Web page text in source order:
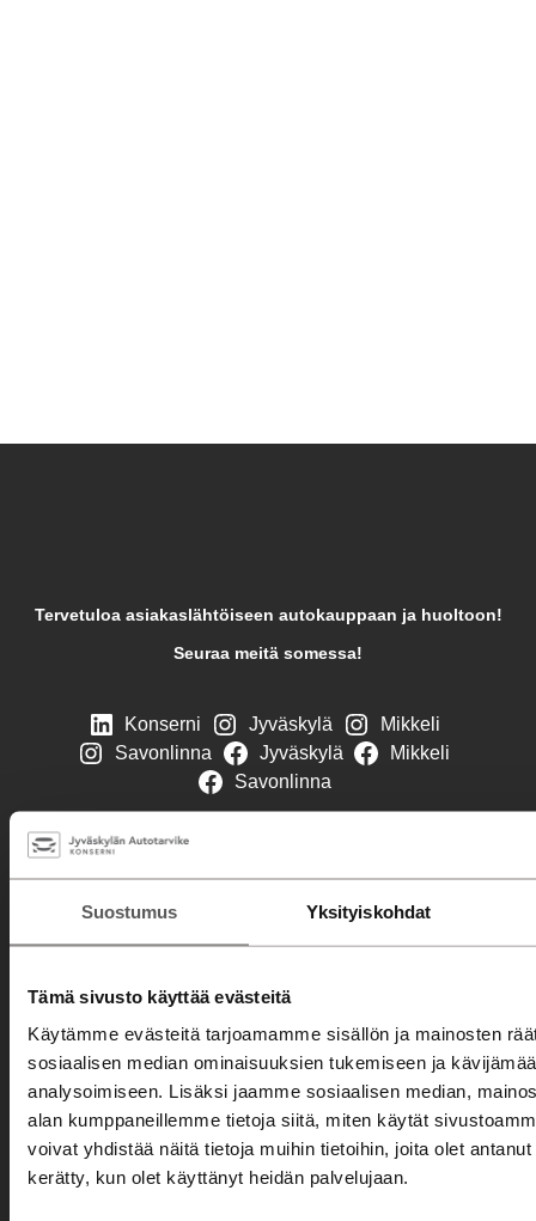
Suostumus Yksityiskohdat
Tämä sivusto käyttää evästeitä
Käytämme evästeitä tarjoamamme sisällön ja mainosten
sosiaalisen median ominaisuuksien tukemiseen ja
analysoimiseen. Lisäksi jaamme sosiaalisen median,
alan kumppaneillemme tietoja siitä, miten käytät
voivat yhdistää näitä tietoja muihin tietoihin, joita olet
kerätty, kun olet käyttänyt heidän palvelujaan.
Tervetuloa asiakaslähtöiseen autokauppaan ja huoltoon!
Seuraa meitä somessa!
Konserni Jyväskylä
Mikkeli
Savonlinna
Jyväskylä
Mikkeli
Savonlinna
Autohaku
Autorahoitus
Etämyynnin ehdot
Huolto
Varaa huolto
Huolto- ja korjauspalvelut